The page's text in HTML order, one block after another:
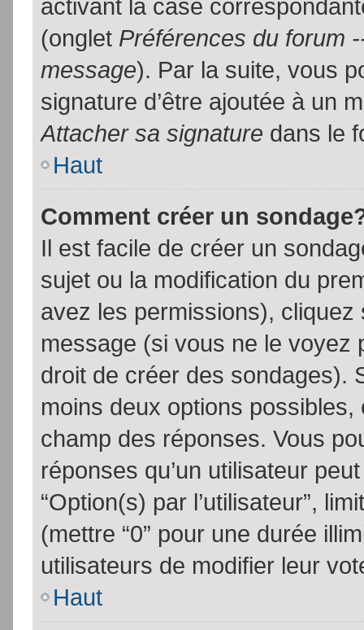
activant la case
(onglet Préférences du forum
message). Par la suite, vous
signature d’être ajoutée à un
Attacher sa signature dans le
Haut
Comment créer un
Il est facile de créer un
sujet ou la modification du
avez les permissions), cliquez
message (si vous ne le voyez
droit de créer des sondages).
moins deux options
champ des réponses. Vous
réponses qu’un utilisateur
“Option(s) par l’utilisateur”,
(mettre “0” pour une durée
utilisateurs de modifier leur
Haut